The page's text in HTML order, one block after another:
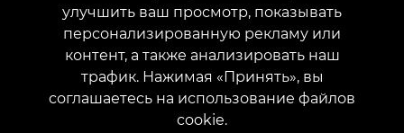
КОНТАКТЫ
Свяжитесь с нами: customers@vean-tattoo.com
marketing.veantattoo@gmail.com
улучшить ваш просмотр, показывать
персонализированную рекламу или
контент, а также анализировать наш
трафик. Нажимая «Принять», вы
соглашаетесь на использование файлов
cookie.